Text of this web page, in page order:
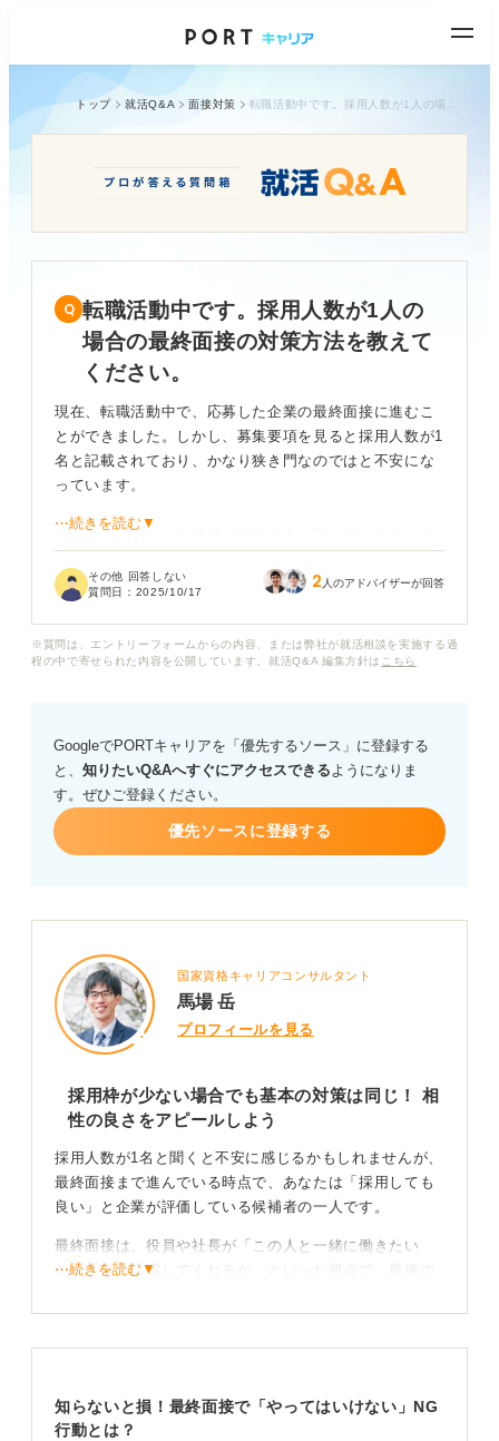
トップ 就活Q&A 面接対策
転職活動中です。採用人数が1人の
場合の最終面接の対策方法を教えて
ください。
現在、転職活動中で、応募した企業の最終面接に進むこ
とができました。しかし、募集要項を見ると採用人数が1
名と記載されており、かなり狭き門なのではと不安にな
っています。
最終面接は、社長や役員が担当すると聞いています。こ
ですが、どのような質問をされるのか、どのような準備
また、採用人数が1人しかいない場合だと、どのような点
⋯続きを読む▼
その他 回答しない
質問日： 2025/10/17 2 人のアドバイザーが回答
※質問は、エントリーフォームからの内容、または弊社が就活相談を実施する過
程の中で寄せられた内容を公開しています。就活Q&A 編集方針は こちら
GoogleでPORTキャリアを「優先するソース」に登録する
と、 知りたいQ&Aへすぐにアクセスできるようになりま
す。ぜひご登録ください。
優先ソースに登録する
国家資格キャリアコンサルタント
馬場 岳
プロフィールを見る
採用枠が少ない場合でも基本の対策は同じ！ 相
性の良さをアピールしよう
採用人数が1名と聞くと不安に感じるかもしれませんが、
最終面接まで進んでいる時点で、あなたは「採用しても
良い」と企業が評価している候補者の一人です。
最終面接は、役員や社長が「この人と一緒に働きたい
か」「長く活躍してくれるか」といった視点で、最後の
これまでの面接との一貫性が見られる！ 企業に対す
質問内容も、スキル確認よりは「なぜ当社なのか」「将
⋯続きを読む▼
知らないと損！最終面接で「やってはいけない」NG
行動とは？